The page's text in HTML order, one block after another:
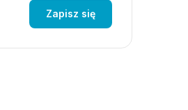
Zapisz się